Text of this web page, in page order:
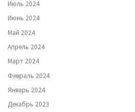
Июль 2024
Июнь 2024
Май 2024
Апрель 2024
Март 2024
Февраль 2024
Январь 2024
Декабрь 2023